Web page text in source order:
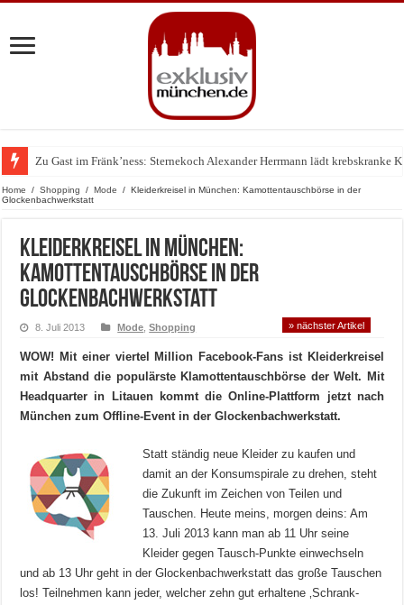
Zu Gast im Fränk’ness: Sternekoch Alexander Herrmann lädt krebskranke
Warum München gerade zum Treffpunkt der Lingerie-Branche wurde
Home / Shopping / Mode / Kleiderkreisel in München: Kamottentauschbörse in der
Glockenbachwerkstatt
Kleiderkreisel in München:
Kamottentauschbörse in der
Glockenbachwerkstatt
8. Juli 2013 Mode ,Shopping » nächster Artikel
WOW! Mit einer viertel Million Facebook-Fans ist Kleiderkreisel
mit Abstand die populärste Klamottentauschbörse der Welt. Mit
Headquarter in Litauen kommt die Online-Plattform jetzt nach
München zum Offline-Event in der Glockenbachwerkstatt.
Statt ständig neue Kleider zu kaufen und
damit an der Konsumspirale zu drehen, steht
die Zukunft im Zeichen von Teilen und
Tauschen. Heute meins, morgen deins: Am
13. Juli 2013 kann man ab 11 Uhr seine
Kleider gegen Tausch-Punkte einwechseln
und ab 13 Uhr geht in der Glockenbachwerkstatt das große Tauschen
los! Teilnehmen kann jeder, welcher zehn gut erhaltene ‚Schrank-